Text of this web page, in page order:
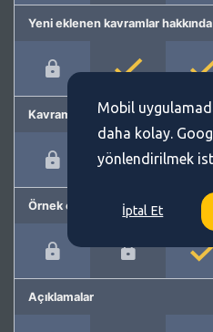
Yeni eklenen kavramlar
Kavram önerme
Örnek cümleler
Açıklamalar
Mobil
daha kolay.
yönlendirilmek
İptal Et